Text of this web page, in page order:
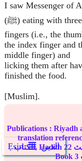
Ẹsin الدين
I saw Messenger of
(ﷺ) eating with three
fingers (i.e., the
the index finger and
middle finger) and
licking them after
finished the food.
[Muslim].
Publications : Riyadh
الكتاب, Hadith 22
Book 3